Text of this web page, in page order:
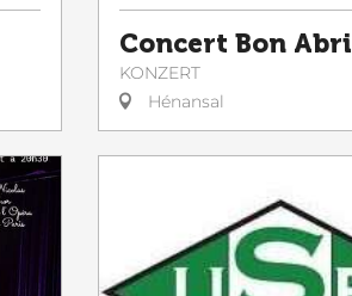
Concert Bon Abri
KONZERT
Hénansal